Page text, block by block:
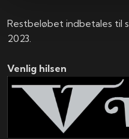
Restbeløbet indbetales til
2023.
Venlig hilsen